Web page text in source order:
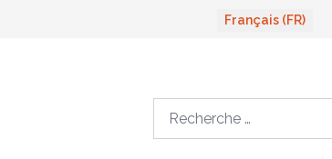
Sélectionnez votre
Français (FR)